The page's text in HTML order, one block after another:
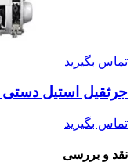
تماس بگیرید
جرثقیل استیل دستی 3 تن
تماس بگیرید
نقد و بررسی